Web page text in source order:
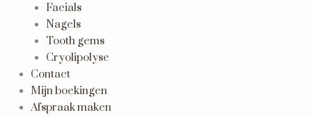
Facials
Nagels
Tooth gems
Cryolipolyse
Contact
Mijn boekingen
Afspraak maken